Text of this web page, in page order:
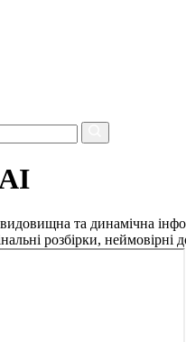
та динамічна
розбірки, неймовірні